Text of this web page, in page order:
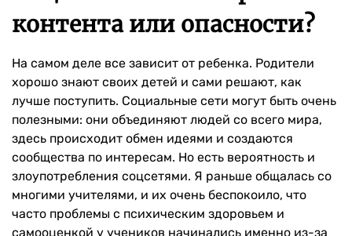
контента или опасности?
На самом деле все зависит от ребенка. Родители
хорошо знают своих детей и сами решают, как
лучше поступить. Социальные сети могут быть очень
полезными: они объединяют людей со всего мира,
здесь происходит обмен идеями и создаются
сообщества по интересам. Но есть вероятность и
злоупотребления соцсетями. Я раньше общалась со
многими учителями, и их очень беспокоило, что
часто проблемы с психическим здоровьем и
самооценкой у учеников начинались именно из-за